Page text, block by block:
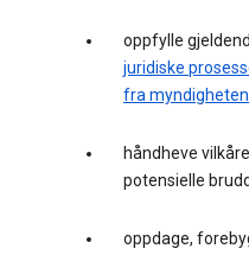
oppfylle
juridiske
fra
håndheve
potensielle brudd
oppdage,